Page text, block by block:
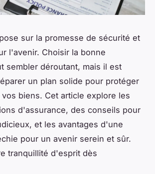
sur la promesse de sécurité et
l'avenir. Choisir la bonne
sembler déroutant, mais il est
un plan solide pour protéger
biens. Cet article explore les
d'assurance, des conseils pour
et les avantages d'une
pour un avenir serein et sûr.
tranquillité d'esprit dès